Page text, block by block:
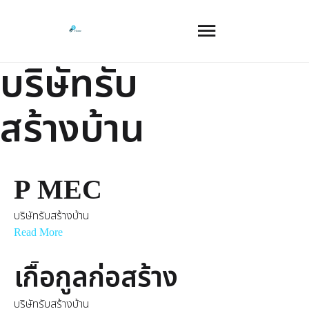
บริษัทรับ
สร้างบ้าน
P MEC
บริษัทรับสร้างบ้าน
Read More
เกื้อกูลก่อสร้าง
บริษัทรับสร้างบ้าน